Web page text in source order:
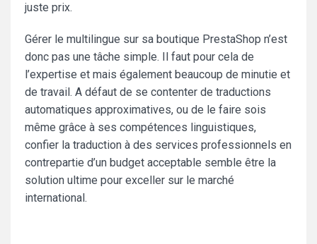
juste prix.
Gérer le multilingue sur sa boutique PrestaShop n’est
donc pas une tâche simple. Il faut pour cela de
l’expertise et mais également beaucoup de minutie et
de travail. A défaut de se contenter de traductions
automatiques approximatives, ou de le faire sois
même grâce à ses compétences linguistiques,
confier la traduction à des services professionnels en
contrepartie d’un budget acceptable semble être la
solution ultime pour exceller sur le marché
international.